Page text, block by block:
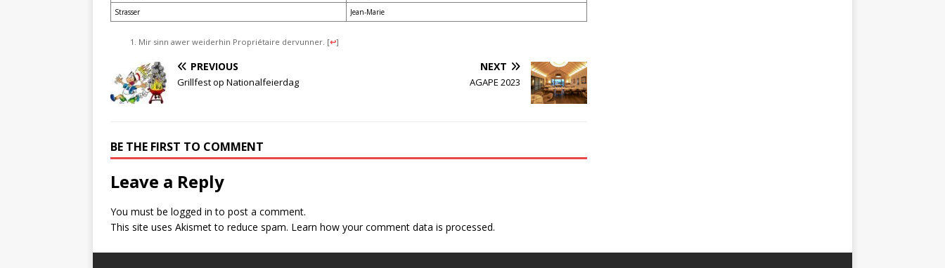
Strasser
Jean-Marie
Mir sinn awer weiderhin Propriétaire dervunner. [↩]
PREVIOUS
Grillfest op Nationalfeierdag
NEXT
AGAPE 2023
BE THE FIRST TO COMMENT
Leave a Reply
You must be logged in to post a comment.
This site uses Akismet to reduce spam. Learn how your comment data is processed.